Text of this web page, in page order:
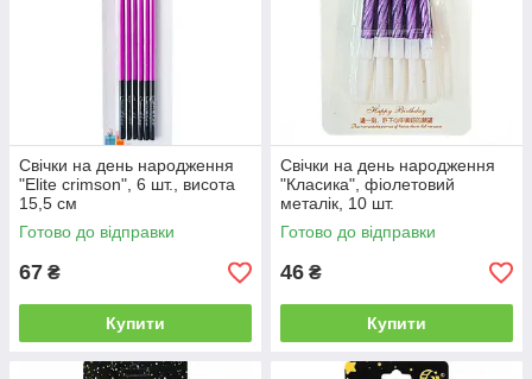
Свічки на день народження
"Еlite сrimson", 6 шт., висота
15,5 см
Готово до відправки
67 ₴
Купити
Свічки на день народження
"Класика", фіолетовий
металік, 10 шт.
Готово до відправки
46 ₴
Купити